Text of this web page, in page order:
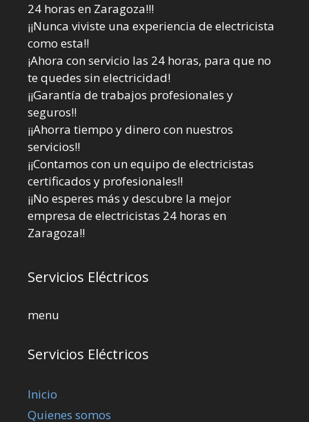
24 horas en Zaragoza!!!
¡¡Nunca viviste una experiencia de electricista
como esta!!
¡Ahora con servicio las 24 horas, para que no
te quedes sin electricidad!
¡¡Garantía de trabajos profesionales y
seguros!!
¡¡Ahorra tiempo y dinero con nuestros
servicios!!
¡¡Contamos con un equipo de electricistas
certificados y profesionales!!
¡¡No esperes más y descubre la mejor
empresa de electricistas 24 horas en
Zaragoza!!
Servicios Eléctricos
menu
Servicios Eléctricos
Inicio
Quienes somos